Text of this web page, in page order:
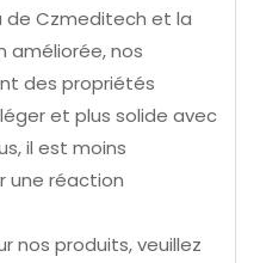
de Czmeditech et la
améliorée, nos
des propriétés
et plus solide avec
il est moins
une réaction
nos produits, veuillez